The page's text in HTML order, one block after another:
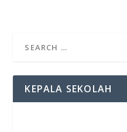
KEPALA SEKOLAH